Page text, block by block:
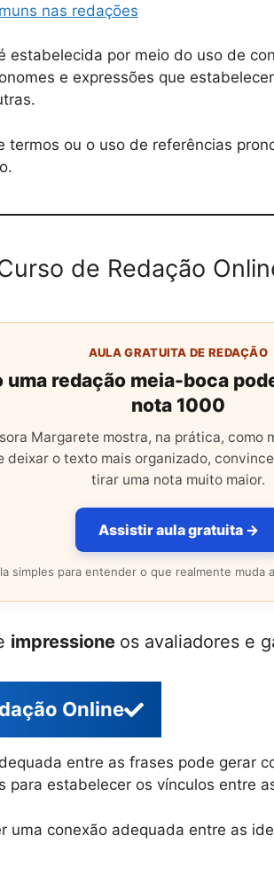
nas redações
estabelecida por meio do uso de
e expressões que
termos ou o uso de referências
de Redação
AULA GRATUITA DE REDAÇÃO
uma redação meia-boca
nota 1000
Margarete mostra, na prática, como
deixar o texto mais organizado,
tirar uma nota muito maior.
Assistir aula gratuita →
simples para entender o que realmente muda
impressione os avaliadores e
Online
entre as frases pode gerar
para estabelecer os vínculos entre
uma conexão adequada entre as